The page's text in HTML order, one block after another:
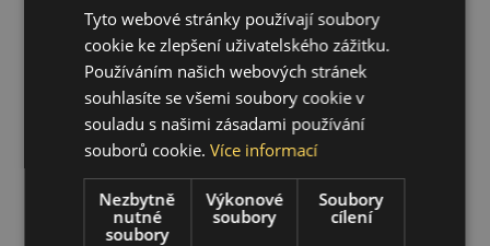
Tyto webové stránky používají soubory
cookie ke zlepšení uživatelského zážitku.
Používáním našich webových stránek
souhlasíte se všemi soubory cookie v
souladu s našimi zásadami používání
souborů cookie.Více informací
Nezbytně
nutné
soubory
Výkonové
soubory
Soubory
cílení